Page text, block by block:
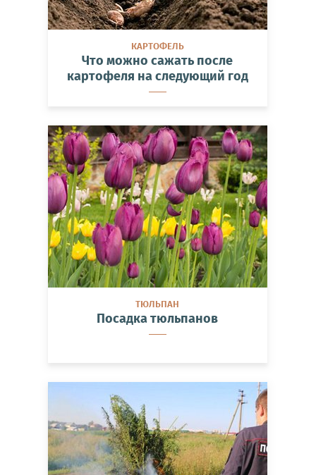
КАРТОФЕЛЬ
Что можно сажать после
картофеля на следующий год
ТЮЛЬПАН
Посадка тюльпанов